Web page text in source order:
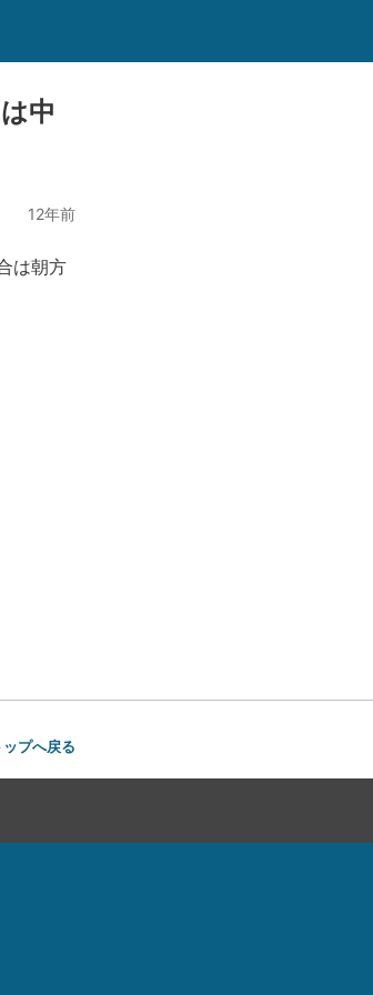
中
12年前
は朝方
ップへ戻る